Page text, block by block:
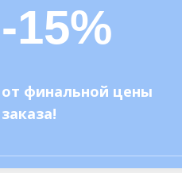
от финальной цены
заказа!
-15%